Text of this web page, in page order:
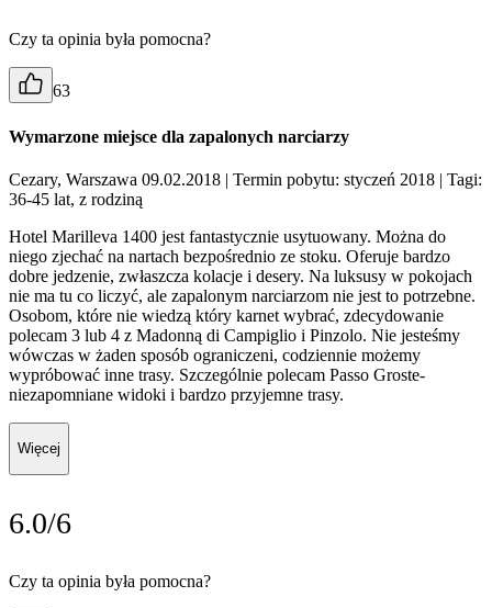
Czy ta opinia była pomocna?
63
Wymarzone miejsce dla zapalonych narciarzy
Cezary, Warszawa 09.02.2018 | Termin pobytu: styczeń 2018 | Tagi:
36-45 lat, z rodziną
Hotel Marilleva 1400 jest fantastycznie usytuowany. Można do
niego zjechać na nartach bezpośrednio ze stoku. Oferuje bardzo
dobre jedzenie, zwłaszcza kolacje i desery. Na luksusy w pokojach
nie ma tu co liczyć, ale zapalonym narciarzom nie jest to potrzebne.
Osobom, które nie wiedzą który karnet wybrać, zdecydowanie
polecam 3 lub 4 z Madonną di Campiglio i Pinzolo. Nie jesteśmy
wówczas w żaden sposób ograniczeni, codziennie możemy
wypróbować inne trasy. Szczególnie polecam Passo Groste-
niezapomniane widoki i bardzo przyjemne trasy.
Więcej
6.0/6
Czy ta opinia była pomocna?